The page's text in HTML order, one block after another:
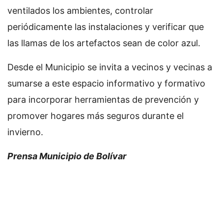
ventilados los ambientes, controlar
periódicamente las instalaciones y verificar que
las llamas de los artefactos sean de color azul.
Desde el Municipio se invita a vecinos y vecinas a
sumarse a este espacio informativo y formativo
para incorporar herramientas de prevención y
promover hogares más seguros durante el
invierno.
Prensa Municipio de Bolívar